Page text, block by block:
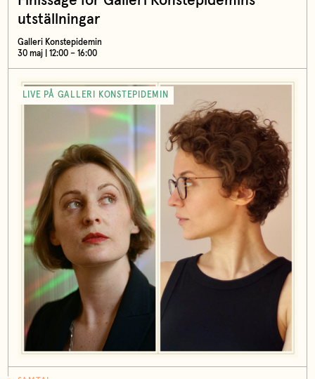
utställningar
Galleri Konstepidemin
30 maj | 12:00 – 16:00
LIVE PÅ GALLERI KONSTEPIDEMIN